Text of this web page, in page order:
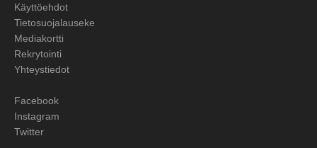
Käyttöehdot
Tietosuojalauseke
Mediakortti
Rekrytointi
Yhteystiedot
Facebook
Instagram
Twitter